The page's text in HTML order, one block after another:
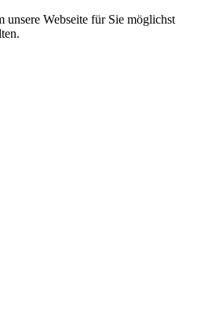
unsere Webseite für Sie möglichst